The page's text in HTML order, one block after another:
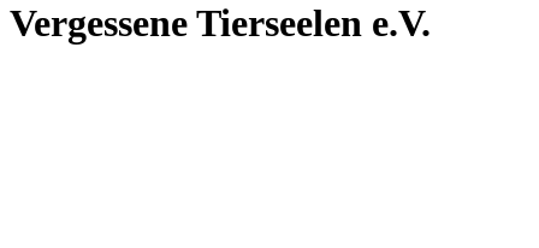
Vergessene Tierseelen e.V.